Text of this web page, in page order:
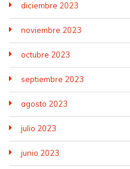
diciembre 2023
noviembre 2023
octubre 2023
septiembre 2023
agosto 2023
julio 2023
junio 2023